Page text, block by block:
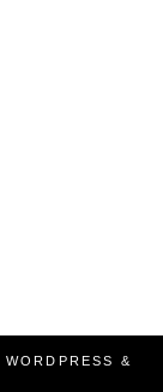
WORDPRESS
&